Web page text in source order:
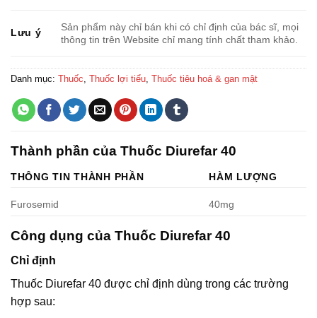
Lưu ý
Sản phẩm này chỉ bán khi có chỉ định của bác sĩ, mọi
thông tin trên Website chỉ mang tính chất tham khảo.
Danh mục: Thuốc Thuốc lợi tiểu Thuốc tiêu hoá & gan mật
Thành phần của Thuốc Diurefar 40
THÔNG TIN THÀNH PHẦN HÀM LƯỢNG
Furosemid 40mg
Công dụng của Thuốc Diurefar 40
Chỉ định
Thuốc Diurefar 40 được chỉ định dùng trong các trường
hợp sau: